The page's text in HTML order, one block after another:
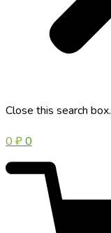
Close this search box.
0 ₽0